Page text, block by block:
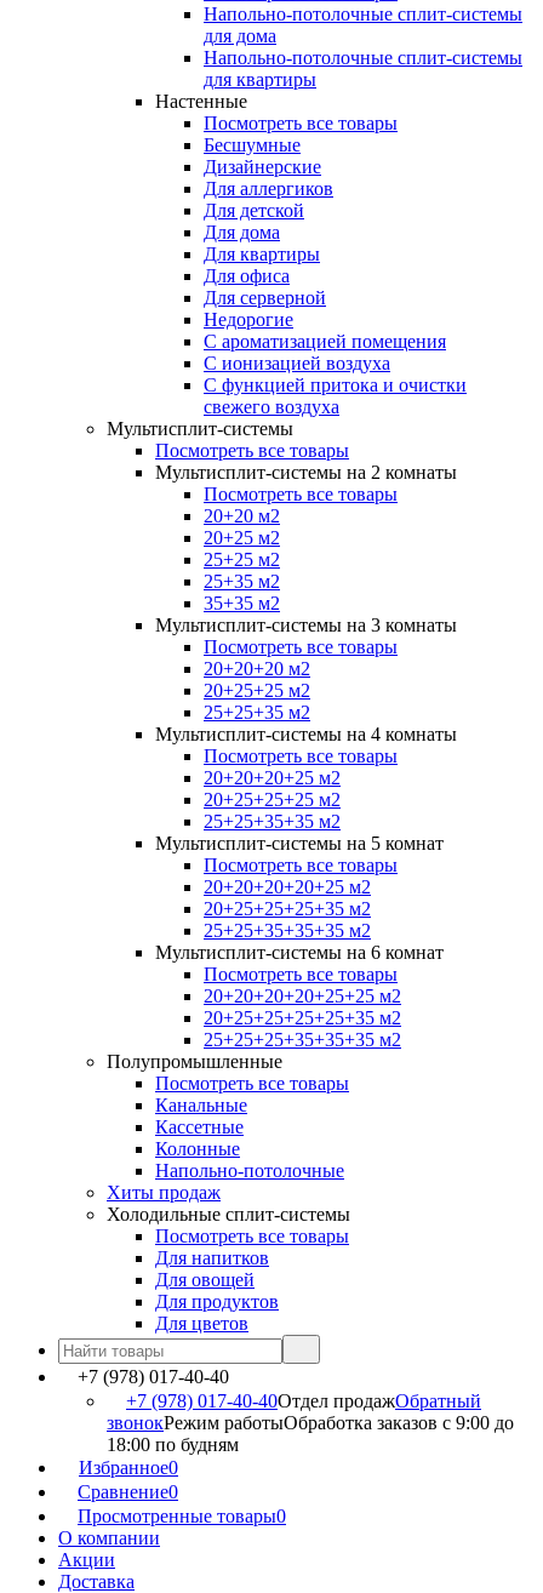
Напольно-потолочные сплит-системы
для дома
Напольно-потолочные сплит-системы
для квартиры
Настенные
Посмотреть все товары
Бесшумные
Дизайнерские
Для аллергиков
Для детской
Для дома
Для квартиры
Для офиса
Для серверной
Недорогие
С ароматизацией помещения
С ионизацией воздуха
С функцией притока и очистки
свежего воздуха
Мультисплит-системы
Посмотреть все товары
Мультисплит-системы на 2 комнаты
Посмотреть все товары
20+20 м2
20+25 м2
25+25 м2
25+35 м2
35+35 м2
Мультисплит-системы на 3 комнаты
Посмотреть все товары
20+20+20 м2
20+25+25 м2
25+25+35 м2
Мультисплит-системы на 4 комнаты
Посмотреть все товары
20+20+20+25 м2
20+25+25+25 м2
25+25+35+35 м2
Мультисплит-системы на 5 комнат
Посмотреть все товары
20+20+20+20+25 м2
20+25+25+25+35 м2
25+25+35+35+35 м2
Мультисплит-системы на 6 комнат
Посмотреть все товары
20+20+20+20+25+25 м2
20+25+25+25+25+35 м2
25+25+25+35+35+35 м2
Полупромышленные
Посмотреть все товары
Канальные
Кассетные
Колонные
Напольно-потолочные
Хиты продаж
Холодильные сплит-системы
Посмотреть все товары
Для напитков
Для овощей
Для продуктов
Для цветов
+7 (978) 017-40-40
+7 (978) 017-40-40Отдел продажОбратный
звонокРежим работыОбработка заказов с 9:00 до
18:00 по будням
Избранное0
Сравнение0
Просмотренные товары0
О компании
Акции
Доставка